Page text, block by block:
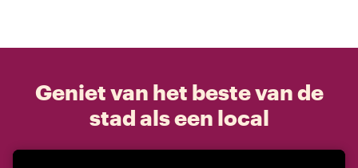
Geniet van het beste van de
stad als een local